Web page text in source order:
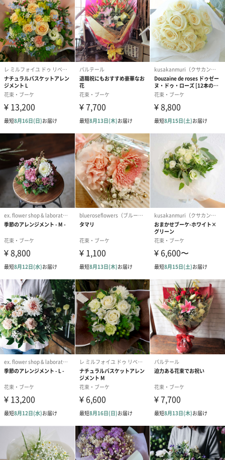
直射日光や蛍光灯を直に当てると色褪せ・変色する可
能性があります。
商品の画像はモニター設定によって実際の商品と色味
が異なる場合があります。
気になる点はどうぞご質問下さい。
季節によりお花の内容・色味が予告なく変更になる場
合が御座います。予めご了承下さいませ。
商品オプション情報
ビニール袋有料オプション
あり（50円）